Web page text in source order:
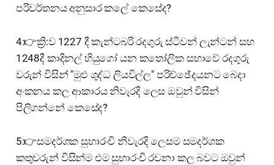
පරිවර්තනය අනුසාර කලේ කෙසේද?
4:👉ක්‍රි:ව 1227 දී කැන්ටබරි රදගුරු ස්ටීවන් ලැන්ටන් සහ
1248දී කාදිනල් හියුගෝ යන කතෝලික සභාවේ රදගුරු
වරුන් විසින් "මුළු ශුද්ධ ලියවිල්ල" පරිච්ඡේදයනට බෙදා
අංකනය කල ආකාරය නිවැරදි ලෙස ඔවුන් විසින්
පිලිගන්නේ කෙසේද?
5:👉සමදර්ශක සුභාරංචි නිවැරදි ලෙසම සමදර්ශක
කතුවරුන් විසින්ම එම සුභාරංචි රචනා කල බවට ඔවුන්